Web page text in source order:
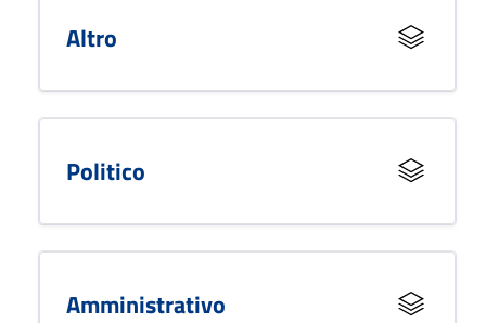
Altro
Politico
Amministrativo